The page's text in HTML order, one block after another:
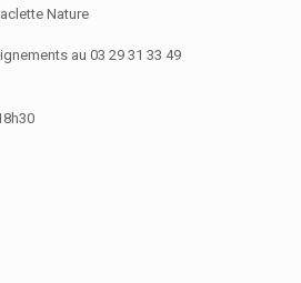
Nature
au 03 29 31 33 49